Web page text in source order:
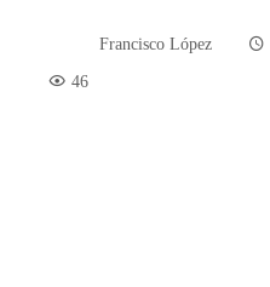
Francisco López
46